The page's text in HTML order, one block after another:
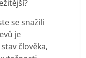
se snažili
je
člověka,